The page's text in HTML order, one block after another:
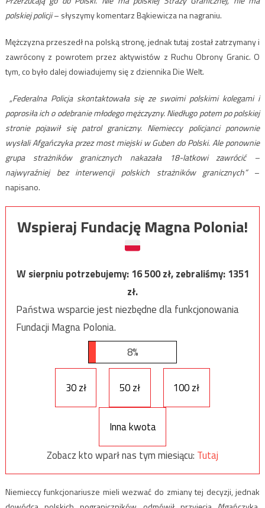
polskiej policji– słyszymy komentarz Bąkiewicza na nagraniu.
Mężczyzna przeszedł na polską stronę, jednak tutaj został zatrzymany i
zawrócony z powrotem przez aktywistów z Ruchu Obrony Granic. O
tym, co było dalej dowiadujemy się z dziennika Die Welt.
„Federalna Policja skontaktowała się ze swoimi polskimi kolegami i
poprosiła ich o odebranie młodego mężczyzny. Niedługo potem po polskiej
stronie pojawił się patrol graniczny. Niemieccy policjanci ponownie
wysłali Afgańczyka przez most miejski w Guben do Polski. Ale ponownie
grupa strażników granicznych nakazała 18-latkowi zawrócić –
najwyraźniej bez interwencji polskich strażników granicznych”–
napisano.
Wspieraj Fundację Magna Polonia!
W sierpniu potrzebujemy:16 500zł, zebraliśmy:1351
zł.
Państwa wsparcie jest niezbędne dla funkcjonowania
Fundacji Magna Polonia.
8%
30 zł 50 zł 100 zł
Inna kwota
Zobacz kto wparł nas tym miesiącu: Tutaj
Niemieccy funkcjonariusze mieli wezwać do zmiany tej decyzji, jednak